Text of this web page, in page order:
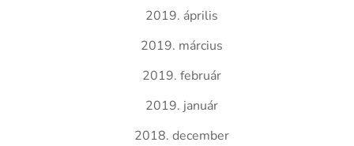
2019. április
2019. március
2019. február
2019. január
2018. december